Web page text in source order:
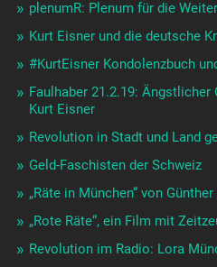
plenumR: Plenum für die
Kurt Eisner und die deutsche
#KurtEisner Kondolenzbuch
Faulhaber 21.2.19: Ängstlicher
Kurt Eisner
Revolution in Stadt und Land
Geld-Faschisten der Schweiz
„Räte in München“ von
„Rote Räte“, ein Film mit
Revolution im Radio: Lora